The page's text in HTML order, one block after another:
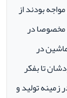
بودند از
مخصوصا در
در
تا بفکر
زمینه تولید و